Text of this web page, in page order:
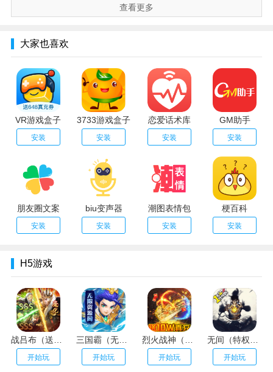
查看更多
大家也喜欢
VR游戏盒子
安装
3733游戏盒子
安装
恋爱话术库
安装
GM助手
安装
朋友圈文案
安装
biu变声器
安装
潮图表情包
安装
梗百科
安装
H5游戏
开始玩 开始玩 开始玩 开始玩